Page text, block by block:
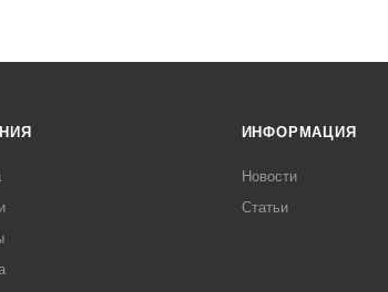
ИНФОРМАЦИЯ
Новости
Статьи